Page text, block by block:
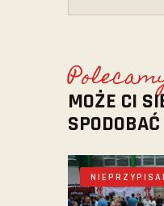
MOŻE CI
SPODOBAĆ